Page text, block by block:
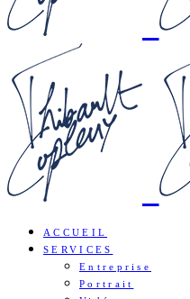
ACCUEIL
SERVICES
Entreprise
Portrait